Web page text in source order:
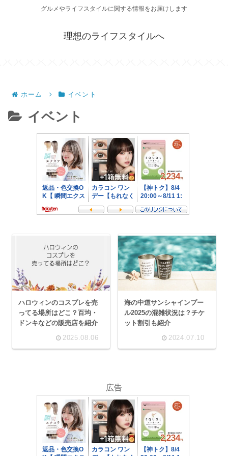
グルメやライフスタイルに関する情報をお届けします
理想のライフスタイルへ
ホーム イベント
イベント
ハロウィンのコスプレを売
ってる場所はどこ？百均・
ドンキなどの販売店を紹介
2025.08.06
海の中道サンシャインプー
ル2025の混雑状況は？チケ
ット割引も紹介
2024.07.10
広告